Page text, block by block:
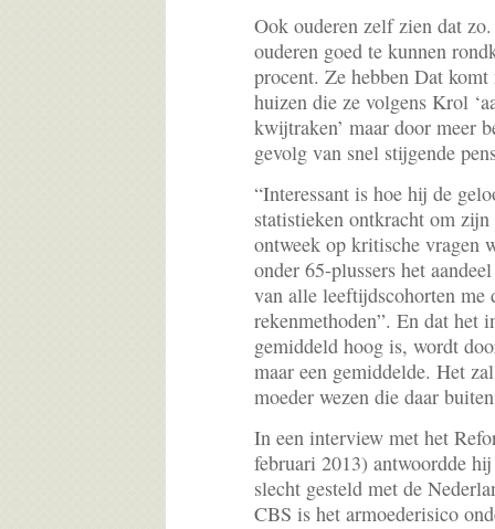
Ook ouderen zelf zien dat
ouderen goed te kunnen
procent. Ze hebben Dat
huizen die ze volgens Krol
kwijtraken’ maar door meer
gevolg van snel stijgende
“Interessant is hoe hij de
statistieken ontkracht om
ontweek op kritische vragen
onder 65-plussers het
van alle leeftijdscohorten
rekenmethoden”. En dat het
gemiddeld hoog is, wordt
maar een gemiddelde. Het
moeder wezen die daar
In een interview met het
februari 2013) antwoordde
slecht gesteld met de
CBS is het armoederisico